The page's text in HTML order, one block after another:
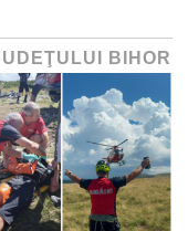
BIHOR